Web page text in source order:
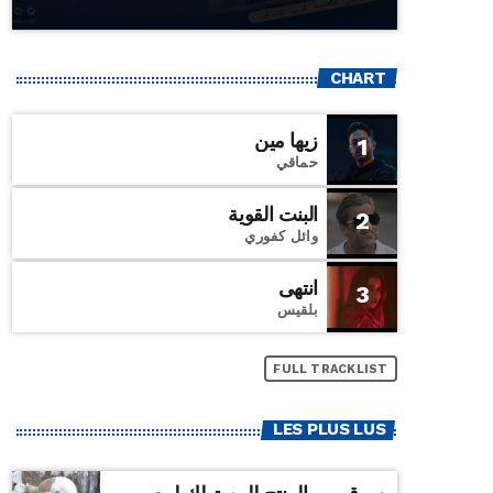
CHART
1 زيها مين
حماقي
2 البنت القوية
وائل كفوري
3 انتهى
بلقيس
FULL TRACKLIST
LES PLUS LUS